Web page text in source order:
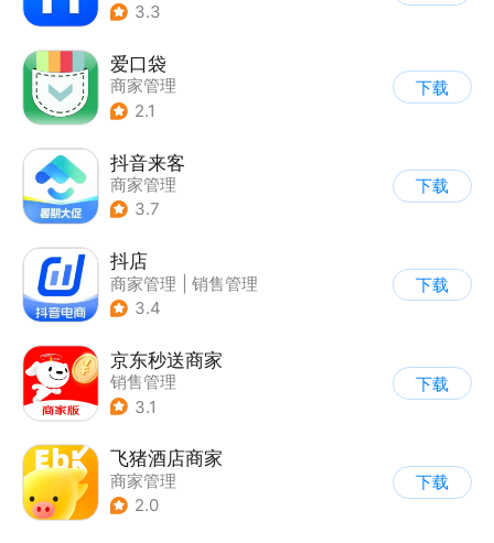
3.3
爱口袋
商家管理
2.1
下载
抖音来客
商家管理
3.7
下载
抖店
商家管理
销售管理
3.4
下载
京东秒送商家
销售管理
3.1
下载
飞猪酒店商家
商家管理
2.0
下载